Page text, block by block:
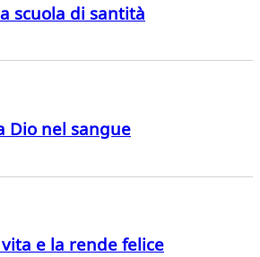
scuola di santità
Dio nel sangue
e la rende felice